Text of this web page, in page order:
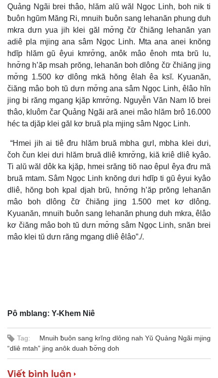
Quảng Ngãi brei thâo, hlăm alŭ wăl Ngọc Linh, boh nik ti
ƀuôn hgŭm Măng Ri, mnuih ƀuôn sang lehanăn phung duh
mkra dưn yua jih klei găl mơ̆ng čư̆ čhiăng lehanăn yan
adiê pla mjing ana sâm Ngọc Linh. Mta ana anei knŏng
hdĭp hlăm gŭ êyui kmrơ̆ng, anôk mâo ênoh mta brŭ lu,
hnơ̆ng h’ăp msah prŏng, lehanăn boh dlông čư̆ čhiăng jing
mơ̆ng 1.500 kơ dlông mkă hŏng êlah êa ksĭ. Kyuanăn,
čiăng mâo boh tŭ dưn mơ̆ng ana sâm Ngọc Linh, êlâo hĭn
jing bi răng mgang kjăp kmrơ̆ng. Nguyễn Văn Nam lŏ brei
thâo, kluôm čar Quảng Ngãi ară anei mâo hlăm brô 16.000
héc ta djăp klei găl kơ bruă pla mjing sâm Ngọc Linh.
“Hmei jih ai tiê đru hlăm bruă mbha gưl, mbha klei dưi,
čoh čun klei dưi hlăm bruă dliê kmrơ̆ng, kiă kriê dliê kyâo.
Ti alŭ wăl dôk ka kjăp, hmei srăng tiŏ nao êpul êya đru mă
bruă mtam. Sâm Ngọc Linh knŏng dưi hdĭp ti gŭ êyui kyâo
dliê, hŏng boh kpal djah brŭ, hnơ̆ng h’ăp prŏng lehanăn
mâo boh dlông čư̆ čhiăng jing 1.500 met kơ dlông.
Kyuanăn, mnuih ƀuôn sang lehanăn phung duh mkra, êlâo
kơ čiăng mâo boh tŭ dưn mơ̆ng sâm Ngọc Linh, snăn brei
mâo klei tŭ dưn răng mgang dliê êlâo”./.
Pô mblang: Y-Khem Niê
Tag:
Mnuih ƀuôn sang krĭng dlông nah Yŭ Quảng Ngãi mjing
“dliê mtah” jing anôk duah ƀơ̆ng doh
Viết bình luận